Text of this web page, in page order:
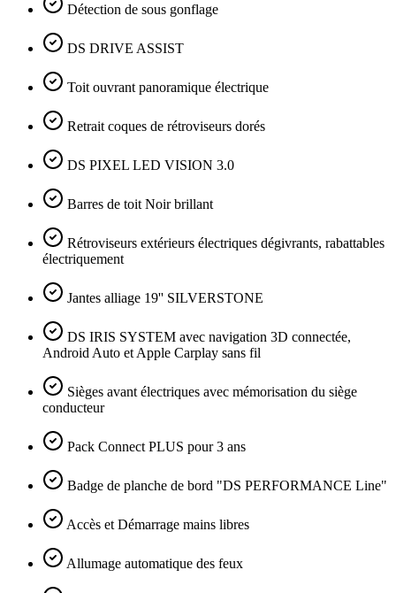
Détection de sous gonflage
DS DRIVE ASSIST
Toit ouvrant panoramique électrique
Retrait coques de rétroviseurs dorés
DS PIXEL LED VISION 3.0
Barres de toit Noir brillant
Rétroviseurs extérieurs électriques dégivrants, rabattables
électriquement
Jantes alliage 19'' SILVERSTONE
DS IRIS SYSTEM avec navigation 3D connectée,
Android Auto et Apple Carplay sans fil
Sièges avant électriques avec mémorisation du siège
conducteur
Pack Connect PLUS pour 3 ans
Badge de planche de bord "DS PERFORMANCE Line"
Accès et Démarrage mains libres
Allumage automatique des feux